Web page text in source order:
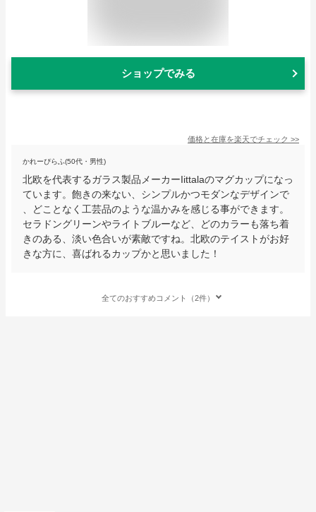
ショップでみる
価格と在庫を楽天でチェック >>
かれーぴらふ(50代・男性)
北欧を代表するガラス製品メーカーIittalaのマグカップになっ
ています。飽きの来ない、シンプルかつモダンなデザインで
、どことなく工芸品のような温かみを感じる事ができます。
セラドングリーンやライトブルーなど、どのカラーも落ち着
きのある、淡い色合いが素敵ですね。北欧のテイストがお好
きな方に、喜ばれるカップかと思いました！
全てのおすすめコメント（2件）